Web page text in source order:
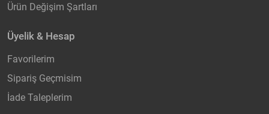
Ürün Değişim Şartları
Üyelik & Hesap
Favorilerim
Sipariş Geçmisim
İade Taleplerim